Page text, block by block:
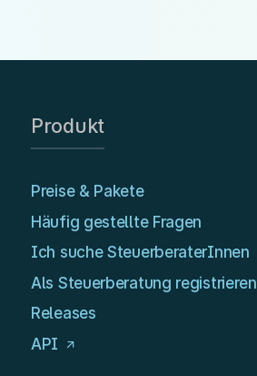
Produkt
Preise & Pakete
Häufig gestellte Fragen
Ich suche SteuerberaterInnen
Als Steuerberatung registrieren
Releases
API